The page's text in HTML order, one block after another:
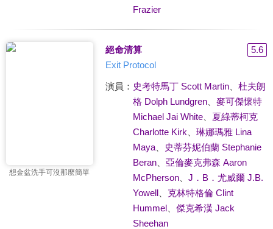
Frazier
想金盆洗手可沒那麼簡單
絕命清算
5.6
Exit Protocol
演員： 史考特馬丁 Scott Martin、 杜夫朗
格 Dolph Lundgren、 麥可傑懷特
Michael Jai White、 夏綠蒂柯克
Charlotte Kirk
琳娜瑪雅 Lina
Maya、
史蒂芬妮伯蘭 Stephanie
Beran、 亞倫麥克弗森 Aaron
McPherson、 J．B．尤威爾 J.B.
Yowell、 克林特格倫 Clint
Hummel、 傑克希漢 Jack
Sheehan